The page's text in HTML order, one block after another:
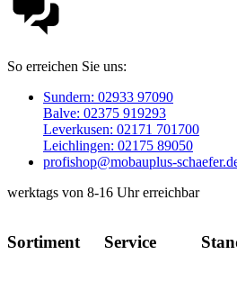
So erreichen Sie uns:
Sundern: 02933 97090
Balve: 02375 919293
Leverkusen: 02171 701700
Leichlingen: 02175 89050
profishop@mobauplus-
werktags von 8-16 Uhr erreichbar
Sortiment Service